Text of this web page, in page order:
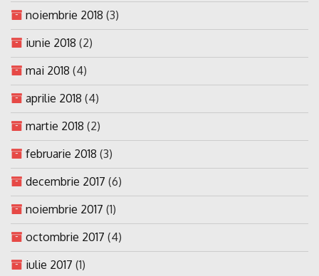
noiembrie 2018 (3)
iunie 2018 (2)
mai 2018 (4)
aprilie 2018 (4)
martie 2018 (2)
februarie 2018 (3)
decembrie 2017 (6)
noiembrie 2017 (1)
octombrie 2017 (4)
iulie 2017 (1)